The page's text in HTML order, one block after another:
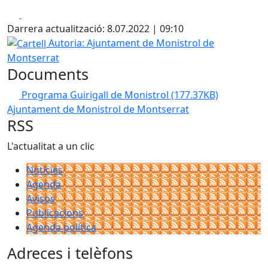
Darrera actualització: 8.07.2022 | 09:10
Cartell
Autoria: Ajuntament de Monistrol de
Montserrat
Documents
Programa Guirigall de Monistrol (177.37KB)
Ajuntament de Monistrol de Montserrat
RSS
L'actualitat a un clic
Notícies
Agenda
Avisos
Publicacions
Agenda política
Adreces i telèfons